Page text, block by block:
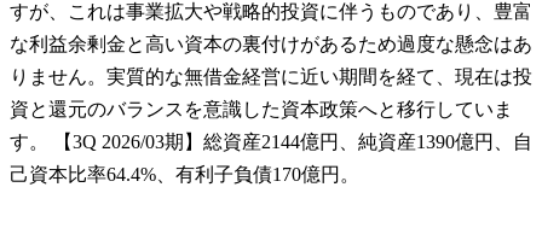
すが、これは事業拡大や戦略的投資に伴うものであり、豊富
な利益余剰金と高い資本の裏付けがあるため過度な懸念はあ
りません。実質的な無借金経営に近い期間を経て、現在は投
資と還元のバランスを意識した資本政策へと移行していま
す。 【3Q 2026/03期】総資産2144億円、純資産1390億円、自
己資本比率64.4%、有利子負債170億円。